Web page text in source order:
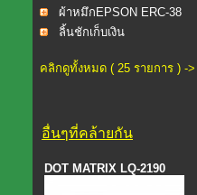
ผ้าหมึกEPSON ERC-38
ลิ้นชักเก็บเงิน
คลิกดูทั้งหมด ( 25 รายการ ) ->
อื่นๆที่คล้ายกัน
DOT MATRIX LQ-2190